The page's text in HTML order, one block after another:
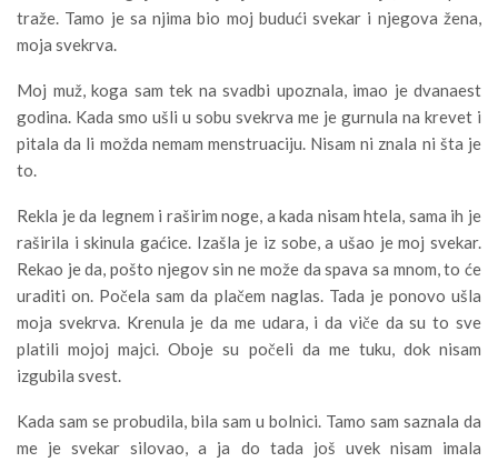
traže. Tamo je sa njima bio moj budući svekar i njegova žena,
moja svekrva.
Moj muž, koga sam tek na svadbi upoznala, imao je dvanaest
godina. Kada smo ušli u sobu svekrva me je gurnula na krevet i
pitala da li možda nemam menstruaciju. Nisam ni znala ni šta je
to.
Rekla je da legnem i raširim noge, a kada nisam htela, sama ih je
raširila i skinula gaćice. Izašla je iz sobe, a ušao je moj svekar.
Rekao je da, pošto njegov sin ne može da spava sa mnom, to će
uraditi on. Počela sam da plačem naglas. Tada je ponovo ušla
moja svekrva. Krenula je da me udara, i da viče da su to sve
platili mojoj majci. Oboje su počeli da me tuku, dok nisam
izgubila svest.
Kada sam se probudila, bila sam u bolnici. Tamo sam saznala da
me je svekar silovao, a ja do tada još uvek nisam imala